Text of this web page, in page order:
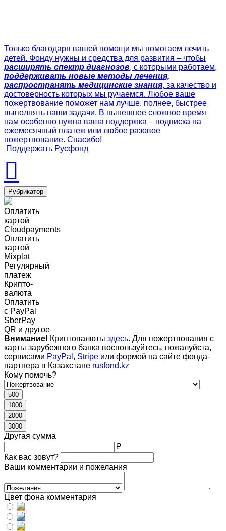
Только благодаря вашей помощи мы помогаем лечить
детей. Фонду нужны и средства для развития – чтобы
расширять спектр диагнозов, с которыми работаем,
поддерживать новые методы лечения,
распространять медицинские знания, за качество и
достоверность которых мы ручаемся. Любое ваше
пожертвование поможет нам лучше, полнее, быстрее
выполнять наши задачи. В нынешнее сложное время
нам особенно нужна ваша поддержка – подписка на
ежемесячный платеж или любое разовое
пожертвование. Спасибо!
Поддержать Русфонд
Рубрикатор
Оплатить
картой
Cloudpayments
Оплатить
картой
Mixplat
Регулярный
платеж
Крипто-
валюта
Оплатить
c PayPal
SberPay
QR и другое
Внимание! Криптовалюты здесь. Для пожертвования с
карты зарубежного банка воспользуйтесь, пожалуйста,
сервисами PayPal , Stripe или формой на сайте фонда-
партнера в Казахстане rusfond.kz
Кому помочь?
500
1000
2000
3000
Другая сумма
₽
Как вас зовут?
Ваши комментарии и пожелания
Цвет фона комментария